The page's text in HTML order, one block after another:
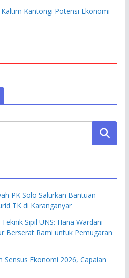
Kantongi Potensi Ekonomi
PK Solo Salurkan Bantuan
TK di Karanganyar
Sipil UNS: Hana Wardani
Berserat Rami untuk Pemugaran
Sensus Ekonomi 2026, Capaian